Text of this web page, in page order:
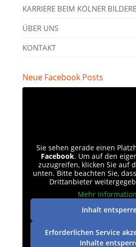
KARRIERE BEIM KÖLNER
ÜBER UNS
KONTAKT
Neue Facebook Posts
Sie sehen gerade einen
Facebook. Um auf den
zuzugreifen, klicken Sie auf
unten. Bitte beachten Sie,
Drittanbieter
Mehr
Inhalt
Erforderlichen Service
Inhalte